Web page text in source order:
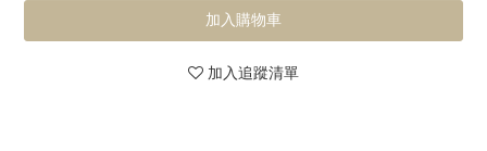
加入購物車
加入追蹤清單